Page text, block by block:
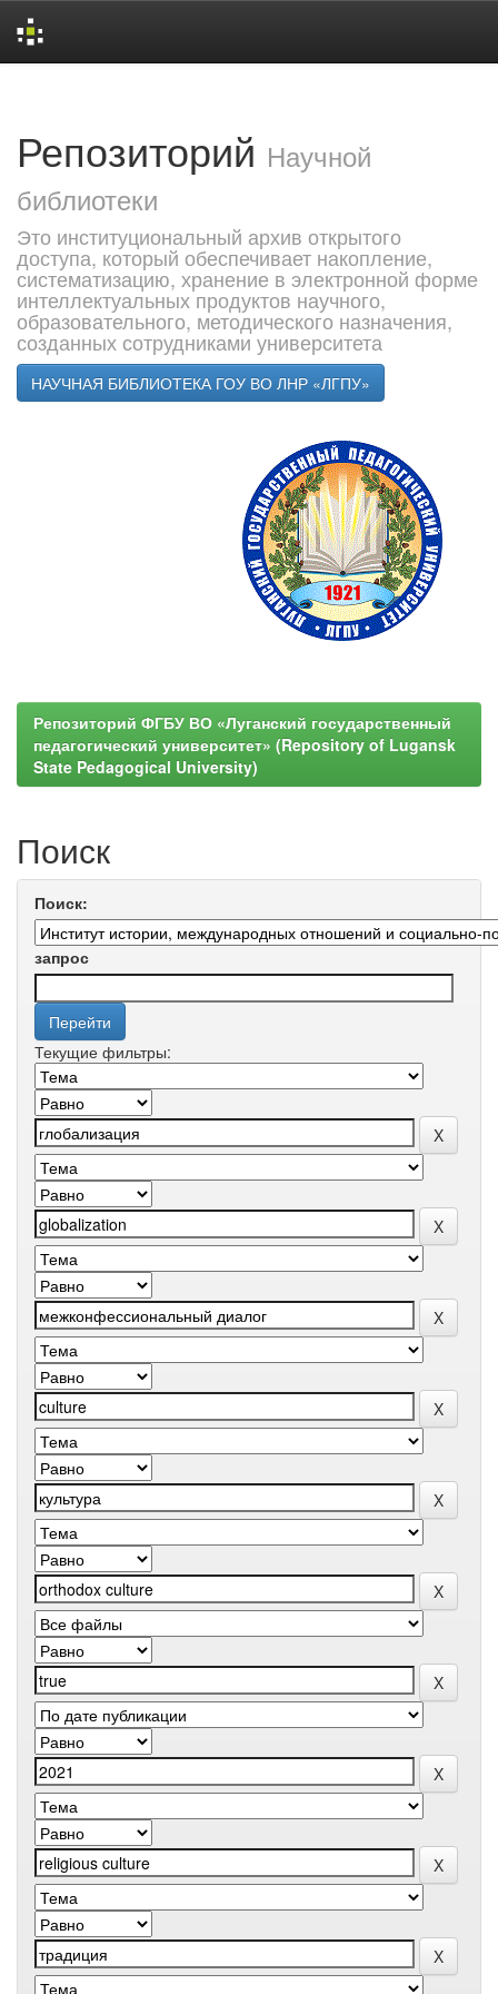
Репозиторий Научной
библиотеки
Это институциональный архив открытого
доступа, который обеспечивает накопление,
систематизацию, хранение в электронной форме
интеллектуальных продуктов научного,
образовательного, методического назначения,
созданных сотрудниками университета
НАУЧНАЯ БИБЛИОТЕКА ГОУ ВО ЛНР «ЛГПУ»
Репозиторий ФГБУ ВО «Луганский государственный
педагогический университет» (Repository of Lugansk
State Pedagogical University)
Поиск
Поиск:
запрос
Текущие фильтры: